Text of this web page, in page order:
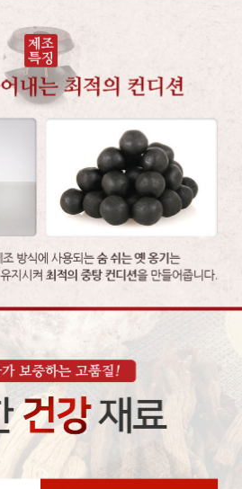
이코 라이프 하